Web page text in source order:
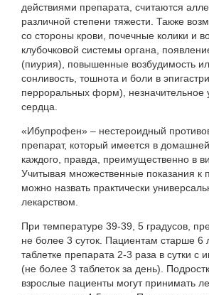
действиями препарата, считаются
различной степени тяжести. Также
со стороны крови, почечные колики и
клубочковой системы органа,
(пиурия), повышенные возбудимость
сонливость, тошнота и боли в
перроральных форм), незначительное
сердца.
«Ибупрофен» – нестероидный
препарат, который имеется в
каждого, правда, преимущественно в
Учитывая множественные показания к
можно назвать практически
лекарством.
При температуре 39-39, 5 градусов,
не более 3 суток. Пациентам старше 6
таблетке препарата 2-3 раза в сутки с
(не более 3 таблеток за день).
взрослые пациенты могут принимать